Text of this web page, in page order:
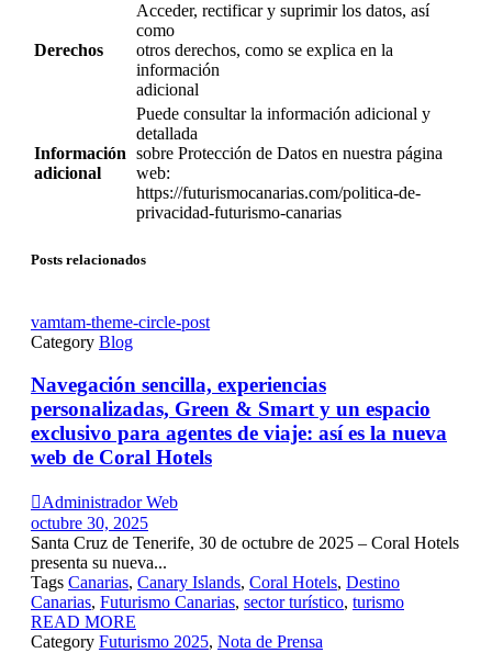
Derechos
Acceder, rectificar y suprimir los datos, así
como
otros derechos, como se explica en la
información
adicional
Información
adicional
Puede consultar la información adicional y
detallada
sobre Protección de Datos en nuestra página
web:
https://futurismocanarias.com/politica-de-
privacidad-futurismo-canarias
Posts relacionados
vamtam-theme-circle-post
Category Blog
Navegación sencilla, experiencias
personalizadas, Green & Smart y un espacio
exclusivo para agentes de viaje: así es la nueva
web de Coral Hotels
Administrador Web
octubre 30, 2025
Santa Cruz de Tenerife, 30 de octubre de 2025 – Coral Hotels
presenta su nueva...
Tags Canarias, Canary Islands, Coral Hotels, Destino
Canarias, Futurismo Canarias, sector turístico, turismo
READ MORE
Category Futurismo 2025, Nota de Prensa